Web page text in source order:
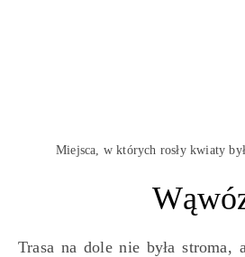
Miejsca, w których rosły kwiaty
Trasa na dole nie była stroma,